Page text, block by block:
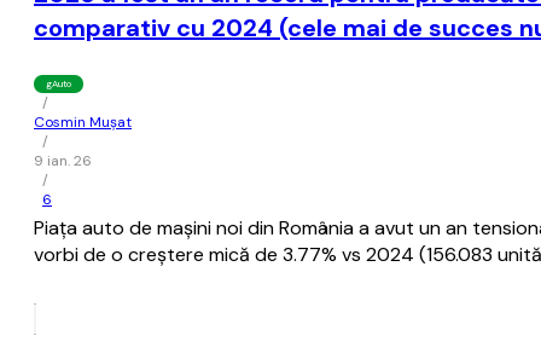
comparativ cu 2024 (cele mai de succes
gAuto
/
Cosmin Mușat
/
9 ian. 26
/
6
Piaţa auto de maşini noi din România a avut un an
vorbi de o creştere mică de 3.77% vs 2024 (156.083